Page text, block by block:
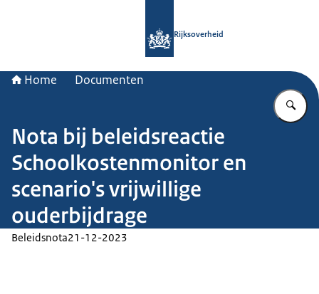
Rijksoverheid
Home Documenten
Nota bij beleidsreactie
Schoolkostenmonitor en
scenario's vrijwillige
ouderbijdrage
Beleidsnota21-12-2023